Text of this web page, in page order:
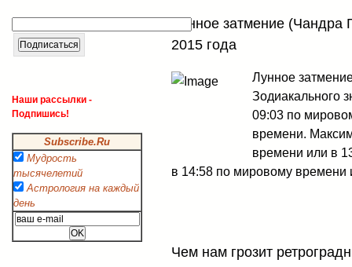
Лунное затмение (Чандра
2015 года
Лунное
Зодиакального
09:03 по
времени.
времени или в
в 14:58 по мировому времени
Чем нам грозит
Наши рассылки -
Подпишись!
Subscribe.Ru
Мудрость
тысячелетий
Астрология на каждый
день